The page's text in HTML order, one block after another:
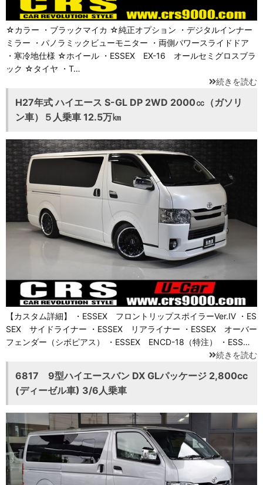
☆カラー ・ブラックマイカ ☆純正オプション ・デジタルインナー
ミラー ・パノラミックビューモニター ・両側パワースライドドア
・寒冷地仕様 ☆ホイール ・ESSEX EX-16 オールセミグロスブラ
ック ☆タイヤ ・T…
続きを読む
H27年式 ハイエース S-GL DP 2WD 2000㏄（ガソリ
ン車）５人乗車 12.5万㎞
【カスタム詳細】 ・ESSEX フロントリップスポイラーVer.Ⅳ ・ES
SEX サイドライナー ・ESSEX リアライナー ・ESSEX オーバー
フェンダー（シボピアス） ・ESSEX ENCD-18（特注） ・ESS…
続きを読む
6817 9型ハイエースバン DX GLパッケージ 2,800cc
(ディーゼル車) 3/6人乗車